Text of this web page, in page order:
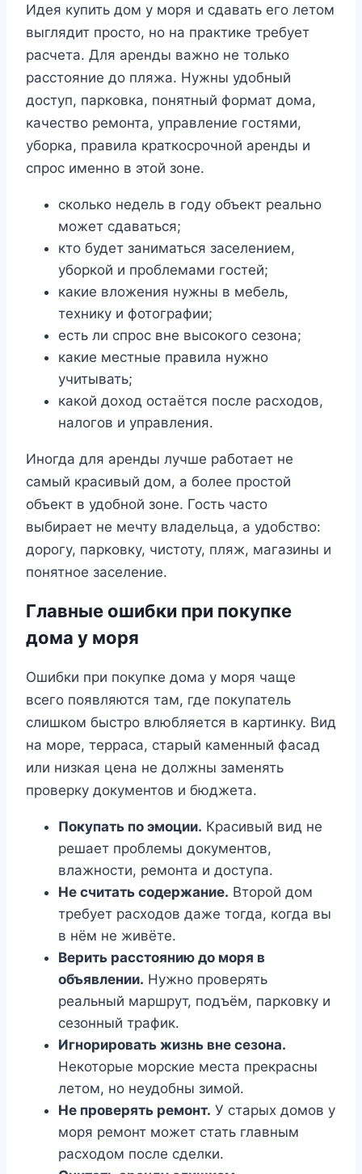
Идея купить дом у моря и сдавать его летом
выглядит просто, но на практике требует
расчета. Для аренды важно не только
расстояние до пляжа. Нужны удобный
доступ, парковка, понятный формат дома,
качество ремонта, управление гостями,
уборка, правила краткосрочной аренды и
спрос именно в этой зоне.
сколько недель в году объект реально
может сдаваться;
кто будет заниматься заселением,
уборкой и проблемами гостей;
какие вложения нужны в мебель,
технику и фотографии;
есть ли спрос вне высокого сезона;
какие местные правила нужно
учитывать;
какой доход остаётся после расходов,
налогов и управления.
Иногда для аренды лучше работает не
самый красивый дом, а более простой
объект в удобной зоне. Гость часто
выбирает не мечту владельца, а удобство:
дорогу, парковку, чистоту, пляж, магазины и
понятное заселение.
Главные ошибки при покупке
дома у моря
Ошибки при покупке дома у моря чаще
всего появляются там, где покупатель
слишком быстро влюбляется в картинку. Вид
на море, терраса, старый каменный фасад
или низкая цена не должны заменять
проверку документов и бюджета.
Покупать по эмоции. Красивый вид не
решает проблемы документов,
влажности, ремонта и доступа.
Не считать содержание. Второй дом
требует расходов даже тогда, когда вы
в нём не живёте.
Верить расстоянию до моря в
объявлении. Нужно проверять
реальный маршрут, подъём, парковку и
сезонный трафик.
Игнорировать жизнь вне сезона.
Некоторые морские места прекрасны
летом, но неудобны зимой.
Не проверять ремонт. У старых домов у
моря ремонт может стать главным
расходом после сделки.